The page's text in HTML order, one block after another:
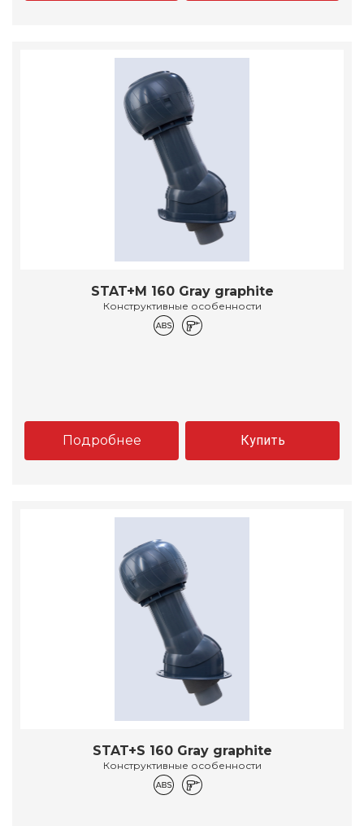
STAT+M 160 Gray graphite
Конструктивные особенности
Подробнее Купить
STAT+S 160 Gray graphite
Конструктивные особенности